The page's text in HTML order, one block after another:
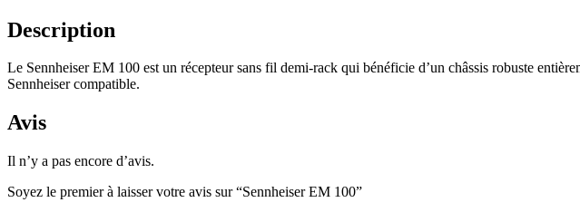
Description
Le Sennheiser EM 100 est un récepteur sans fil demi-rack qui bénéficie d’un châssis robuste
Sennheiser compatible.
Avis
Il n’y a pas encore d’avis.
Soyez le premier à laisser votre avis sur “Sennheiser EM 100”